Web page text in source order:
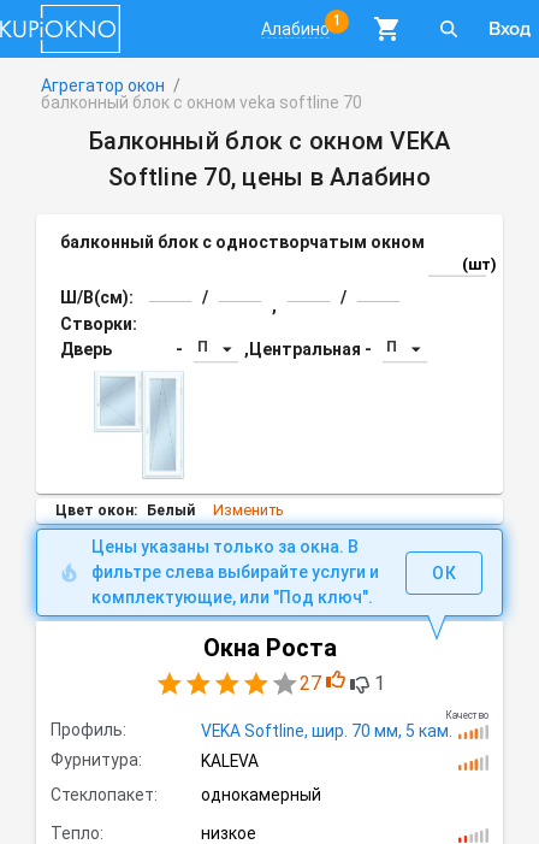
Алабино 1 Вход
Агрегатор окон /
балконный блок с окном veka softline 70
Балконный блок с окном VEKA
Softline 70, цены в Алабино
балконный блок с одностворчатым окном
(шт)
Ш/В(см): / ,
/
Створки:
Дверь
- П , Центральная - П
Цвет окон: Белый Изменить
Цены указаны только за окна. В
фильтре слева выбирайте услуги и
комплектующие, или "Под ключ".
ОК
Окна Роста
27 1
Качество
Профиль: VEKA Softline, шир. 70 мм, 5 кам.
Фурнитура:
KALEVA
Стеклопакет:
однокамерный
Тепло:
низкое